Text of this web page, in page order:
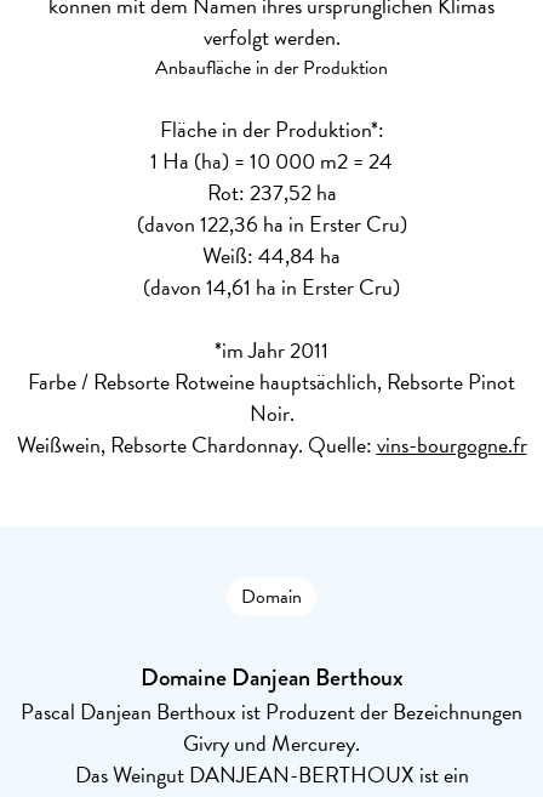
verfolgt werden.
Anbaufläche in der Produktion
Fläche in der Produktion*:
1 Ha (ha) = 10 000 m2 = 24
Rot: 237,52 ha
(davon 122,36 ha in Erster Cru)
Weiß: 44,84 ha
(davon 14,61 ha in Erster Cru)
*im Jahr 2011
Farbe / RebsorteRotweine hauptsächlich, Rebsorte Pinot
Noir.
Weißwein, Rebsorte Chardonnay. Quelle:vins-bourgogne.fr
Domain
Domaine Danjean Berthoux
Pascal Danjean Berthoux ist Produzent der Bezeichnungen
Givry und Mercurey.
Das Weingut DANJEAN-BERTHOUX ist ein